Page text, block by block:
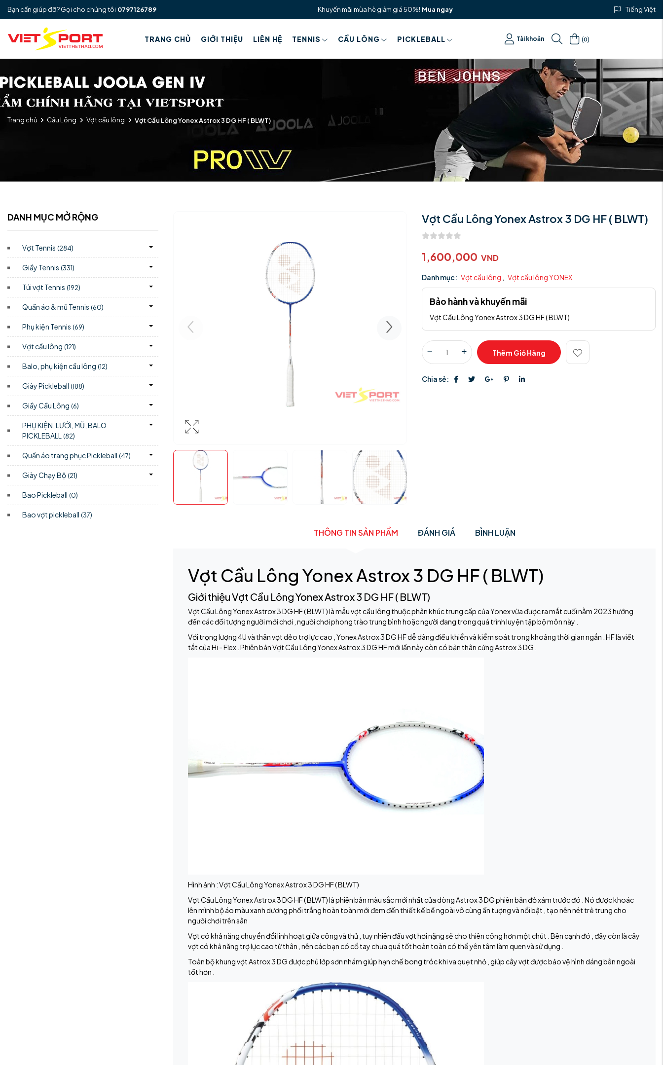
Bạn cần giúp đỡ? Gọi cho chúng tôi 0797126789 Khuyến mãi mùa hè giảm giá 50%! Mua ngay Tiếng Việt
TRANG CHỦ GIỚI THIỆU LIÊN HỆ TENNIS CẦU LÔNG PICKLEBALL Tài khoản (0)
Trang chủ Cầu Lông Vợt cầu lông Vợt Cầu Lông Yonex Astrox 3 DG HF ( BLWT)
DANH MỤC MỞ RỘNG
Vợt Tennis (284)
Giầy Tennis (331)
Túi vợt Tennis (192)
Quần áo & mũ Tennis (60)
Phụ kiện Tennis (69)
Vợt cầu lông (121)
Balo, phụ kiện cầu lông (12)
Giày Pickleball (188)
Giầy Cầu Lông (6)
PHỤ KIỆN, LƯỚI, MŨ, BALO
PICKLEBALL (82)
Quần áo trang phục Pickleball (47)
Giày Chạy Bộ (21)
Bao Pickleball (0)
Bao vợt pickleball (37)
Vợt Cầu Lông Yonex Astrox 3 DG HF ( BLWT)
1,600,000 VND
Danh mục: Vợt cầu lông Vợt cầu lông YONEX
Bảo hành và khuyến mãi
Vợt Cầu Lông Yonex Astrox 3 DG HF ( BLWT)
Thêm Giỏ Hàng
Chia sẻ:
THÔNG TIN SẢN PHẨM ĐÁNH GIÁ BÌNH LUẬN
Vợt Cầu Lông Yonex Astrox 3 DG HF ( BLWT)
Giới thiệu Vợt Cầu Lông Yonex Astrox 3 DG HF ( BLWT)
Vợt Cầu Lông Yonex Astrox 3 DG HF ( BLWT) là mẫu vợt cầu lông thuộc phân khúc trung cấp của Yonex vừa được ra mắt cuối nằm 2023 hướng
đến các đối tượng người mới chơi , người chơi phong trào trung bình hoặc người đang trong quá trình luyện tập bộ môn này .
Với trọng lượng 4U và thân vợt dẻo trợ lực cao , Yonex Astrox 3 DG HF dễ dàng điều khiển và kiểm soát trong khoảng thời gian ngắn . HF là viết
tắt của Hi - Flex . Phiên bản Vợt Cầu Lông Yonex Astrox 3 DG HF mới lần này còn có bản thân cứng Astrox 3 DG .
Hình ảnh : Vợt Cầu Lông Yonex Astrox 3 DG HF ( BLWT)
Vợt Cầu Lông Yonex Astrox 3 DG HF ( BLWT) là phiên bản màu sắc mới nhất của dòng Astrox 3 DG phiên bản đỏ xám trước đó . Nó được khoác
lên mình bộ áo màu xanh dương phối trắng hoàn toàn mới đem đến thiết kế bề ngoài vô cùng ấn tượng và nổi bật , tạo nên nét trẻ trung cho
người chơi trên sân
Vợt có khả năng chuyển đổi linh hoạt giữa công và thủ , tuy nhiên đầu vợt hơi nặng sẽ cho thiên công hơn một chút . Bên cạnh đó , đây còn là cây
vợt có khả năng trợ lực cao từ thân , nên các bạn có cổ tay chưa quá tốt hoàn toàn có thể yên tâm làm quen và sử dụng .
Toàn bộ khung vợt Astrox 3 DG được phủ lớp sơn nhám giúp hạn chế bong tróc khi va quẹt nhỏ , giúp cây vợt được bảo vệ hình dáng bên ngoài
tốt hơn .